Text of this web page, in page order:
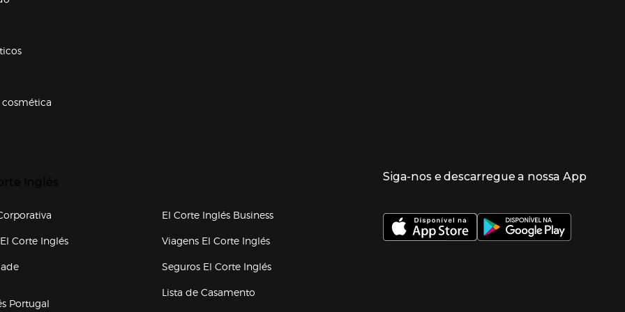
Corte Inglés(abre en nueva ventana)
Portugal
El Corte Inglés Business
Viagens El Corte Inglés(abre en nueva ventana)
Seguros El Corte Inglés(abre en nueva ventana)
Lista de Casamento
Siga-nos e descarregue a nossa App